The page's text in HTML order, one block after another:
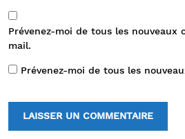
Prévenez-moi de tous les nouveaux
mail.
Prévenez-moi de tous les